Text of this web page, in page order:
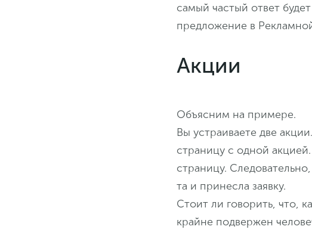
самый частый ответ
предложение в
Акции
Объясним на примере.
Вы устраиваете две
страницу с одной
страницу.
та и принесла заявку.
Стоит ли говорить, что,
крайне подвержен